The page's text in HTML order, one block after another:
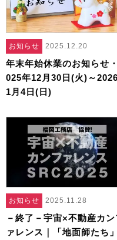
お知らせ 2025.12.20
年末年始休業のお知らせ
025年12月30日(火)～
1月4日(日)
お知らせ 2025.11.28
－終了－宇宙×不動産カン
ァレンス｜「地面師たち